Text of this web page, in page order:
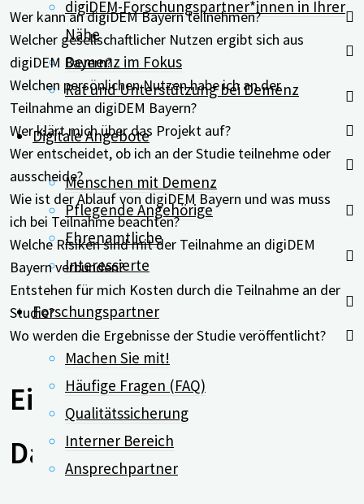
digiDEM-Forschungspartner*innen in Ihrer
Nähe
Demenz im Fokus
Rat und Unterstützung bei Demenz
Digitale Angebote
Menschen mit Demenz
Pflegende Angehörige
Ehrenamtliche
Interessierte
Forschungspartner
Machen Sie mit!
Häufige Fragen (FAQ)
Qualitätssicherung
Interner Bereich
Ansprechpartner
Wer kann an digiDEM Bayern teilnehmen?
Welcher gesellschaftlicher Nutzen ergibt sich aus
digiDEM Bayern?
Welchen persönlichen Nutzen habe ich an der
Teilnahme an digiDEM Bayern?
Wer klärt mich über das Projekt auf?
Wer entscheidet, ob ich an der Studie teilnehme oder
ausscheide?
Wie ist der Ablauf von digiDEM Bayern und was muss
ich bei Teilnahme beachten?
Welche Risiken sind mit der Teilnahme an digiDEM
Bayern verbunden?
Entstehen für mich Kosten durch die Teilnahme an der
Studie?
Wo werden die Ergebnisse der Studie veröffentlicht?
Einwilligung und
Datenschutz: